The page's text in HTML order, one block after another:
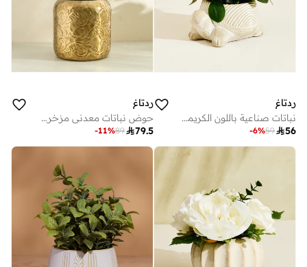
ردتاغ
نباتات صناعية باللون الكريمي في أصيص على شكل سلحفاة
56
59
-6%
ردتاغ
حوض نباتات معدني مزخرف باللون الذهبي
79.5
89
-11%